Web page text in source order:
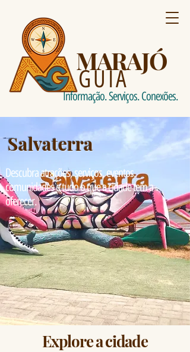
MARAJÓ
GUIA
Informação. Serviços. Conexões.
Salvaterra
Descubra atrações, serviços, eventos,
comunidades e tudo o que a cidade tem a
oferecer.
Explore a cidade